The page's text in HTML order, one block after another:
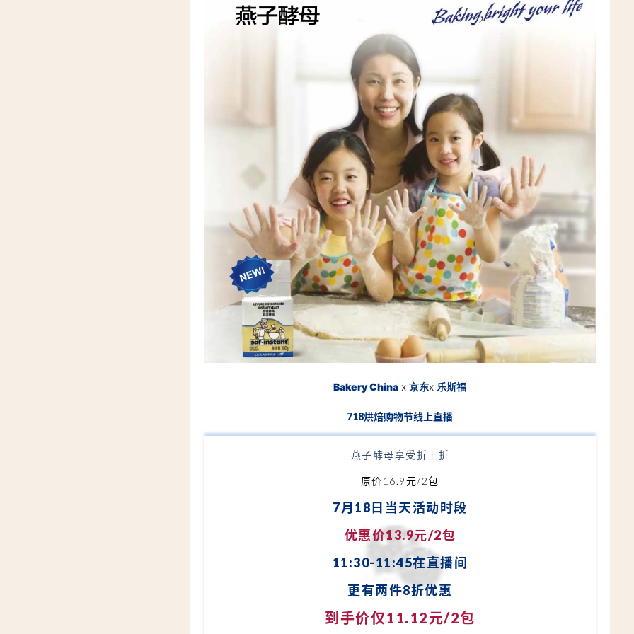
Bakery China x京东x 乐斯福
718烘焙购物节线上直播
燕子酵母享受折上折
原价16.9元/2包
7月18日当天活动时段
优惠价13.9元/2包
11:30-11:45在直播间
更有两件8折优惠
到手价仅11.12元/2包